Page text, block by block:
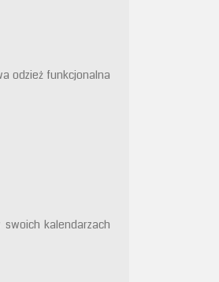
odzież funkcjonalna
kalendarzach